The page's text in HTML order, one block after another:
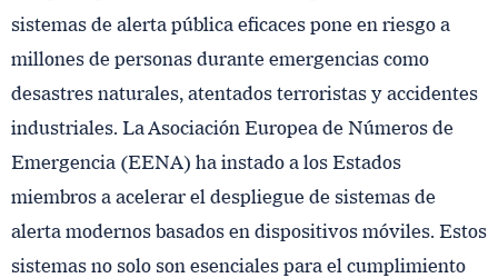
sistemas de alerta pública eficaces pone en riesgo a
millones de personas durante emergencias como
desastres naturales, atentados terroristas y accidentes
industriales. La Asociación Europea de Números de
Emergencia (EENA) ha instado a los Estados
miembros a acelerar el despliegue de sistemas de
alerta modernos basados ​​en dispositivos móviles. Estos
sistemas no solo son esenciales para el cumplimiento